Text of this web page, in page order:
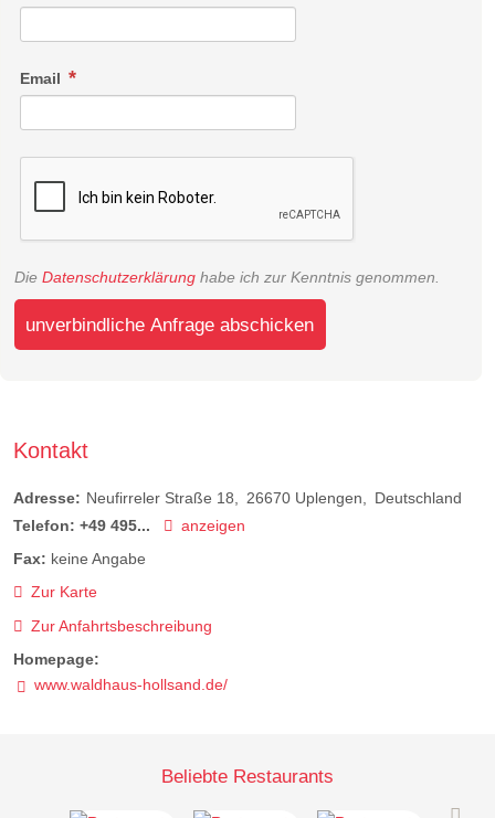
Email
Die Datenschutzerklärung habe ich zur Kenntnis genommen.
unverbindliche Anfrage abschicken
Kontakt
Adresse: Neufirreler Straße 18 26670 Uplengen
Deutschland
Telefon: +49 495...
anzeigen
Fax: keine Angabe
Zur Karte
Zur Anfahrtsbeschreibung
Homepage:
www.waldhaus-hollsand.de/
Beliebte Restaurants